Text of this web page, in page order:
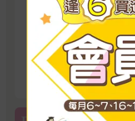
韓劇、韓綜、
全面感受韓流的魅力~
看更